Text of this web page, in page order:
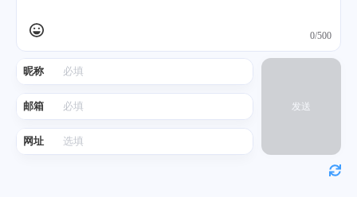
昵称
邮箱
网址
0/500
发送